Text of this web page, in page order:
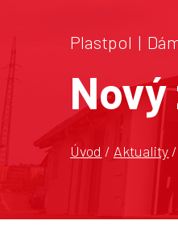
Plastpol |
Úvod / Aktuality /